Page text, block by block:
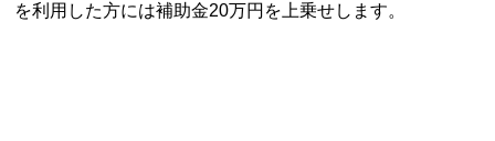
を利用した方には補助金20万円を上乗せします。